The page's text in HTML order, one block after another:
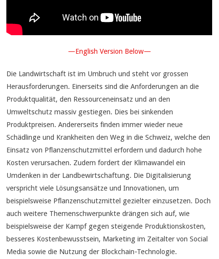
—English Version Below—
Die Landwirtschaft ist im Umbruch und steht vor grossen
Herausforderungen. Einerseits sind die Anforderungen an die
Produktqualität, den Ressourceneinsatz und an den
Umweltschutz massiv gestiegen. Dies bei sinkenden
Produktpreisen. Andererseits finden immer wieder neue
Schädlinge und Krankheiten den Weg in die Schweiz, welche den
Einsatz von Pflanzenschutzmittel erfordern und dadurch hohe
Kosten verursachen. Zudem fordert der Klimawandel ein
Umdenken in der Landbewirtschaftung. Die Digitalisierung
verspricht viele Lösungsansätze und Innovationen, um
beispielsweise Pflanzenschutzmittel gezielter einzusetzen. Doch
auch weitere Themenschwerpunkte drängen sich auf, wie
beispielsweise der Kampf gegen steigende Produktionskosten,
besseres Kostenbewusstsein, Marketing im Zeitalter von Social
Media sowie die Nutzung der Blockchain-Technologie.